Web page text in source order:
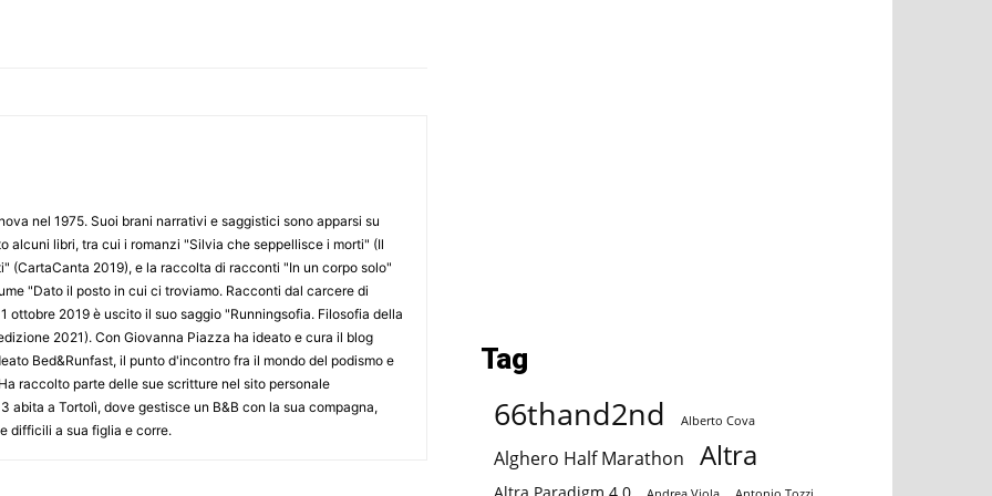
nel 1975. Suoi brani narrativi e saggistici sono apparsi su
alcuni libri, tra cui i romanzi "Silvia che seppellisce i morti" (Il
(CartaCanta 2019), e la raccolta di racconti "In un corpo solo"
"Dato il posto in cui ci troviamo. Racconti dal carcere di
ottobre 2019 è uscito il suo saggio "Runningsofia. Filosofia della
2021). Con Giovanna Piazza ha ideato e cura il blog
Bed&Runfast, il punto d'incontro fra il mondo del podismo e
raccolto parte delle sue scritture nel sito personale
abita a Tortolì, dove gestisce un B&B con la sua compagna,
difficili a sua figlia e corre.
Tag
66thand2nd Alberto Cova
Alghero Half Marathon Altra